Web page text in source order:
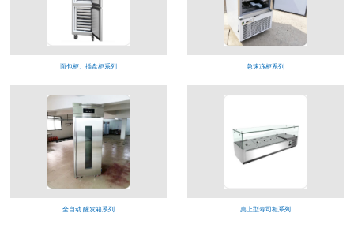
面包柜、插盘柜系列 急速冻柜系列
全自动 醒发箱系列 桌上型寿司柜系列